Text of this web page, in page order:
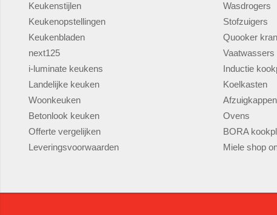
Keukenstijlen
Keukenopstellingen
Keukenbladen
next125
i-luminate keukens
Landelijke keuken
Woonkeuken
Betonlook keuken
Offerte vergelijken
Leveringsvoorwaarden
Wasdrogers
Stofzuigers
Quooker
Vaatwassers
Inductie
Koelkasten
Afzuigkappen
Ovens
BORA
Miele shop